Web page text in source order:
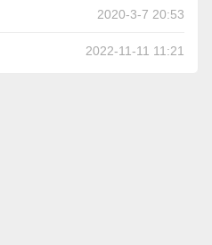
2020-3-7 20:53
2022-11-11 11:21